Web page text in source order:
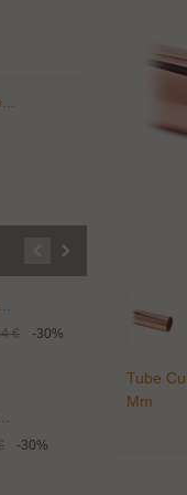
€ -30%
-30%
Tube
Mm